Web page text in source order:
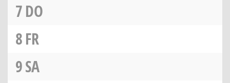
7DO
8FR
9SA